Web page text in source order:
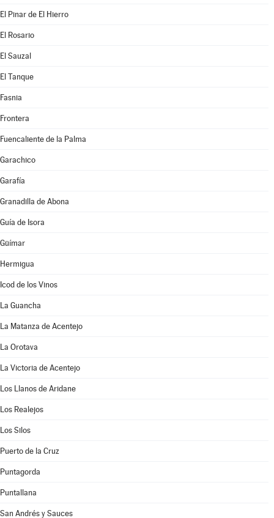
El Pinar de El Hierro
El Rosario
El Sauzal
El Tanque
Fasnia
Frontera
Fuencaliente de la Palma
Garachico
Garafía
Granadilla de Abona
Guía de Isora
Güímar
Hermigua
Icod de los Vinos
La Guancha
La Matanza de Acentejo
La Orotava
La Victoria de Acentejo
Los Llanos de Aridane
Los Realejos
Los Silos
Puerto de la Cruz
Puntagorda
Puntallana
San Andrés y Sauces